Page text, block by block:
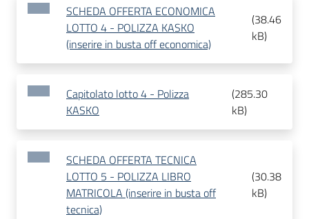
SCHEDA OFFERTA ECONOMICA
LOTTO 4 - POLIZZA KASKO
(inserire in busta off economica)
(38.46
kB)
Capitolato lotto 4 - Polizza
KASKO
(285.30
kB)
SCHEDA OFFERTA TECNICA
LOTTO 5 - POLIZZA LIBRO
MATRICOLA (inserire in busta off
tecnica)
(30.38
kB)